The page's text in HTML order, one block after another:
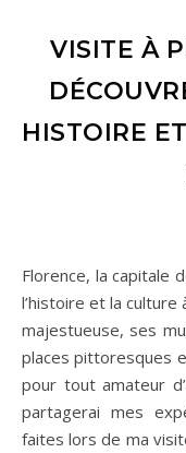
VISITE À
HISTOIRE
Florence, la capitale de la Toscane, est une ville qui respire
l’histoire et la culture
majestueuse, ses
places pittoresques
pour tout amateur
partagerai mes
faites lors de ma